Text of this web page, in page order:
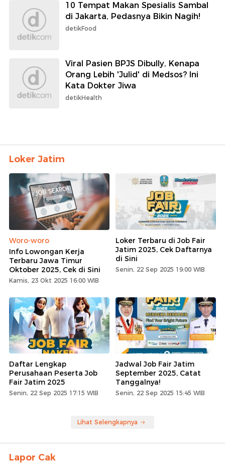
10 Tempat Makan Spesialis Sambal
di Jakarta, Pedasnya Bikin Nagih!
detikFood
Viral Pasien BPJS Dibully, Kenapa
Orang Lebih 'Julid' di Medsos? Ini
Kata Dokter Jiwa
detikHealth
Loker Jatim
Woro-woro
Info Lowongan Kerja
Terbaru Jawa Timur
Oktober 2025, Cek di Sini
Kamis, 23 Okt 2025 16:00 WIB
Loker Terbaru di Job Fair
Jatim 2025, Cek Daftarnya
di Sini
Senin, 22 Sep 2025 19:00 WIB
Daftar Lengkap
Perusahaan Peserta Job
Fair Jatim 2025
Senin, 22 Sep 2025 17:15 WIB
Jadwal Job Fair Jatim
September 2025, Catat
Tanggalnya!
Senin, 22 Sep 2025 15:45 WIB
Lihat Selengkapnya
Lapor Cak